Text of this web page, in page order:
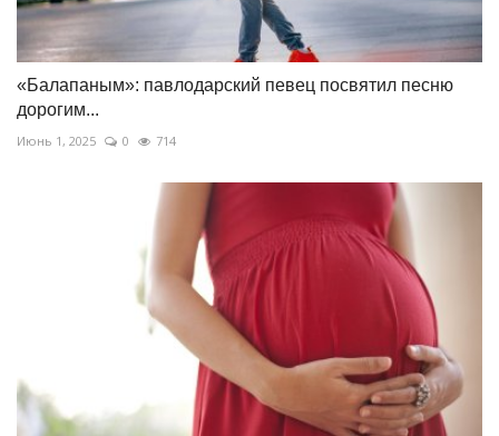
«Балапаным»: павлодарский певец посвятил песню
дорогим...
Июнь 1, 2025 0 714